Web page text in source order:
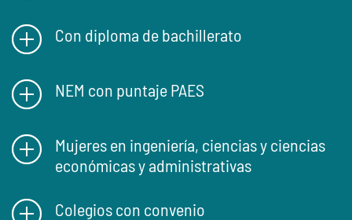
Con diploma de bachillerato
NEM con puntaje PAES
Mujeres en ingeniería, ciencias y ciencias
económicas y administrativas
Colegios con convenio